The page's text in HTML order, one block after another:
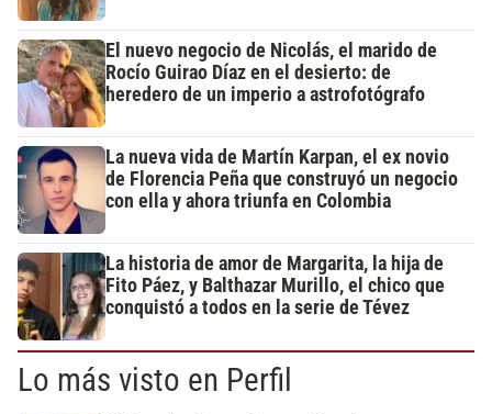
El nuevo negocio de Nicolás, el marido de
Rocío Guirao Díaz en el desierto: de
heredero de un imperio a astrofotógrafo
La nueva vida de Martín Karpan, el ex novio
de Florencia Peña que construyó un negocio
con ella y ahora triunfa en Colombia
La historia de amor de Margarita, la hija de
Fito Páez, y Balthazar Murillo, el chico que
conquistó a todos en la serie de Tévez
Lo más visto en Perfil